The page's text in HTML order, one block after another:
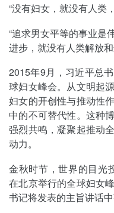
“没有妇女，就没有人类
“追求男女平等的事业是
进步，就没有人类解放
2015年9月，习近平总
球妇女峰会。从文明起
妇女的开创性与推动性
中的不可替代性。这种
强烈共鸣，凝聚起推动
动力。
金秋时节，世界的目光
在北京举行的全球妇女
书记将发表的主旨讲话